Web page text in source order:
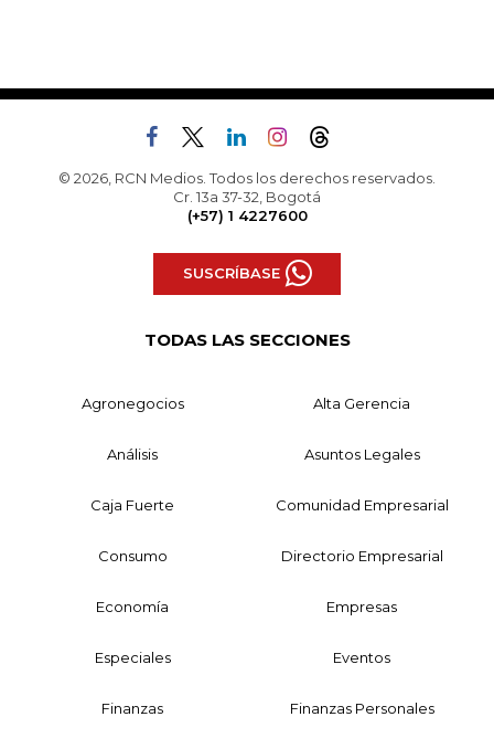
© 2026, RCN Medios. Todos los derechos reservados.
Cr. 13a 37-32, Bogotá
(+57) 1 4227600
SUSCRÍBASE
TODAS LAS SECCIONES
Agronegocios Alta Gerencia
Análisis Asuntos Legales
Caja Fuerte Comunidad Empresarial
Consumo Directorio Empresarial
Economía Empresas
Especiales Eventos
Finanzas Finanzas Personales